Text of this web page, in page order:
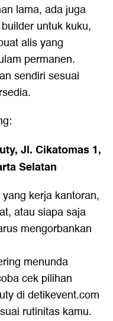
lama, ada juga
untuk kuku,
alis yang
permanen.
sendiri sesuai
Jl. Cikatomas 1,
Selatan
kerja kantoran,
atau siapa saja
mengorbankan
menunda
cek pilihan
di detikevent.com
rutinitas kamu.